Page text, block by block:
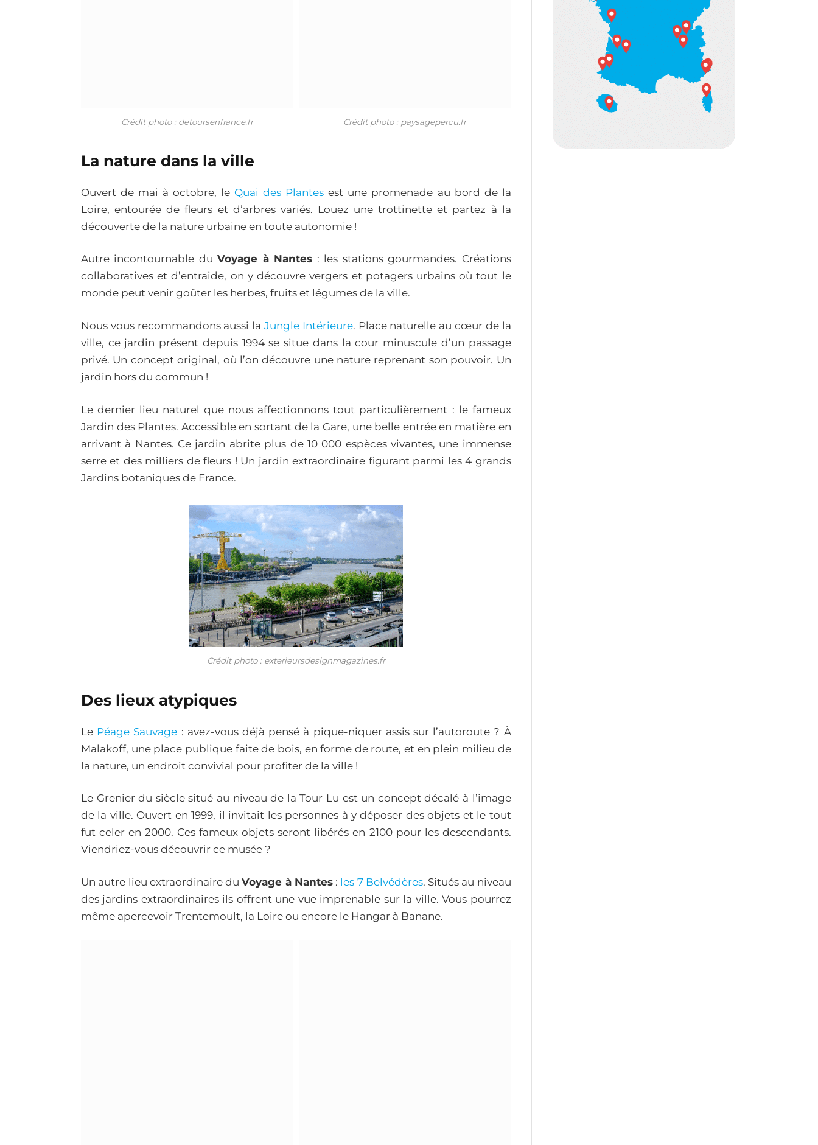
Crédit photo : detoursenfrance.fr Crédit photo : paysagepercu.fr
La nature dans la ville
Ouvert de mai à octobre, le Quai des Plantes est une promenade au bord de la
Loire, entourée de fleurs et d’arbres variés. Louez une trottinette et partez à la
découverte de la nature urbaine en toute autonomie !
Autre incontournable duVoyage à Nantes : les stations gourmandes. Créations
collaboratives et d’entraide, on y découvre vergers et potagers urbains où tout le
monde peut venir goûter les herbes, fruits et légumes de la ville.
Nous vous recommandons aussi la Jungle Intérieure. Place naturelle au cœur de la
ville, ce jardin présent depuis 1994 se situe dans la cour minuscule d’un passage
privé. Un concept original, où l’on découvre une nature reprenant son pouvoir. Un
jardin hors du commun !
Le dernier lieu naturel que nous affectionnons tout particulièrement : le fameux
Jardin des Plantes. Accessible en sortant de la Gare, une belle entrée en matière en
arrivant à Nantes. Ce jardin abrite plus de 10 000 espèces vivantes, une immense
serre et des milliers de fleurs ! Un jardin extraordinaire figurant parmi les 4 grands
Jardins botaniques de France.
Crédit photo : exterieursdesignmagazines.fr
Des lieux atypiques
Le Péage Sauvage : avez-vous déjà pensé à pique-niquer assis sur l’autoroute ? À
Malakoff, une place publique faite de bois, en forme de route, et en plein milieu de
la nature, un endroit convivial pour profiter de la ville !
Le Grenier du siècle situé au niveau de la Tour Lu est un concept décalé à l’image
de la ville. Ouvert en 1999, il invitait les personnes à y déposer des objets et le tout
fut celer en 2000. Ces fameux objets seront libérés en 2100 pour les descendants.
Viendriez-vous découvrir ce musée ?
Un autre lieu extraordinaire duVoyage à Nantes: les 7 Belvédères. Situés au niveau
des jardins extraordinaires ils offrent une vue imprenable sur la ville. Vous pourrez
même apercevoir Trentemoult, la Loire ou encore le Hangar à Banane.